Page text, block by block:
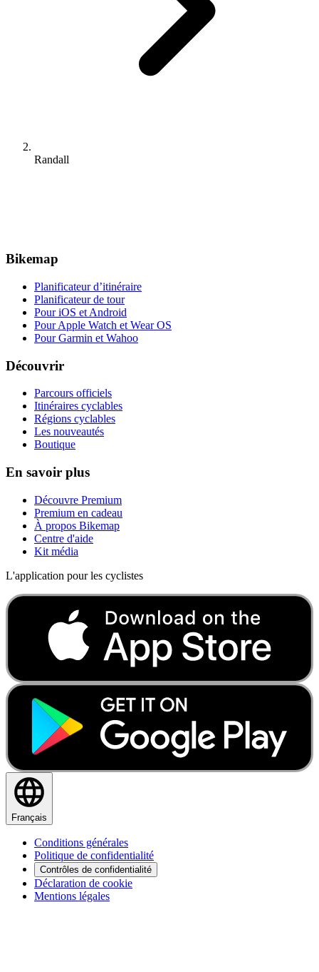
Randall
Bikemap
Planificateur d’itinéraire
Planificateur de tour
Pour iOS et Android
Pour Apple Watch et Wear OS
Pour Garmin et Wahoo
Découvrir
Parcours officiels
Itinéraires cyclables
Régions cyclables
Les nouveautés
Boutique
En savoir plus
Découvre Premium
Premium en cadeau
À propos Bikemap
Centre d'aide
Kit média
L'application pour les cyclistes
Français
Conditions générales
Politique de confidentialité
Contrôles de confidentialité
Déclaration de cookie
Mentions légales